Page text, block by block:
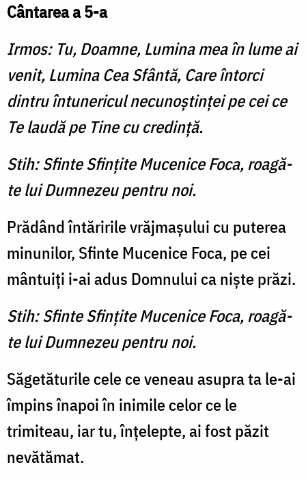
Cântarea a 5-a
Irmos: Tu, Doamne, Lumina mea în lume ai
venit, Lumina Cea Sfântă, Care întorci
dintru întunericul necunoştinţei pe cei ce
Te laudă pe Tine cu credinţă.
Stih: Sfinte Sfinţite Mucenice Foca, roagă-
te lui Dumnezeu pentru noi.
Prădând întăririle vrăjmaşului cu puterea
minunilor, Sfinte Mucenice Foca, pe cei
mântuiţi i-ai adus Domnului ca nişte prăzi.
Stih: Sfinte Sfinţite Mucenice Foca, roagă-
te lui Dumnezeu pentru noi.
Săgetăturile cele ce veneau asupra ta le-ai
împins înapoi în inimile celor ce le
trimiteau, iar tu, înţelepte, ai fost păzit
nevătămat.